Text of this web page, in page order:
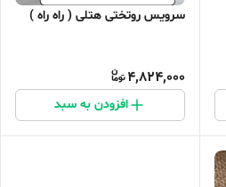
سرویس روتختی هتلی ( راه راه )
4,824,000
افزودن به سبد